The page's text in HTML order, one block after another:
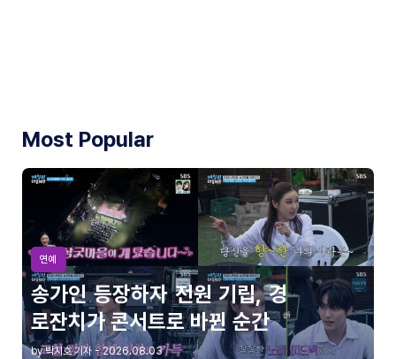
Most Popular
연예
송가인 등장하자 전원 기립, 경
로잔치가 콘서트로 바뀐 순간
by 박지호 기자 - 2026.08.03